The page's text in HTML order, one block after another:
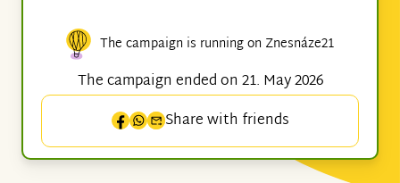
The campaign is running on Znesnáze21
The campaign ended on 21. May 2026
Share with friends